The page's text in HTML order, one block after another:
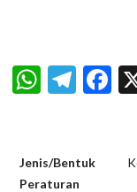
Jenis/Bentuk
Peraturan